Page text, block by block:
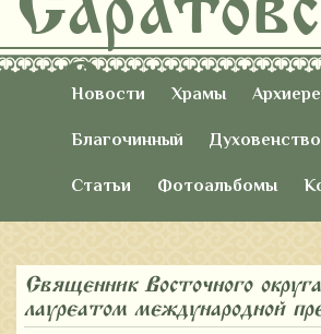
Новости Храмы
Благочинный
Духовенство
Статьи
Фотоальбомы
Священник Восточного
лауреатом международной